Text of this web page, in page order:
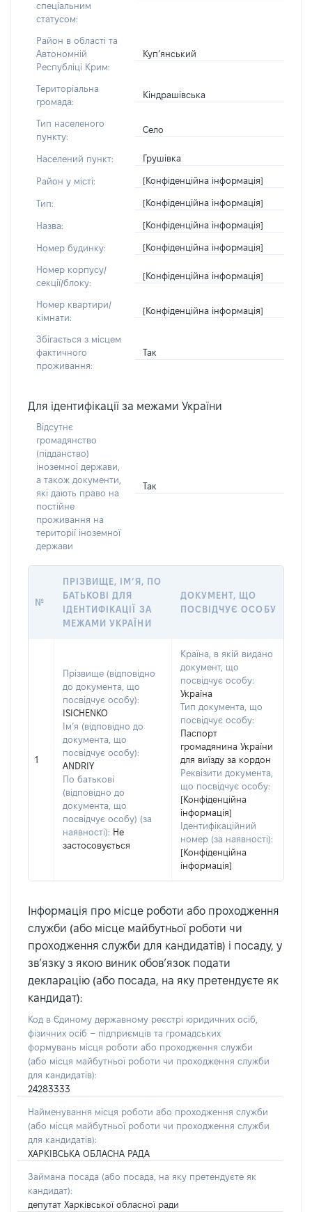
спеціальним
статусом:
Район в області та
Автономній
Республіці Крим:
Куп’янський
Територіальна
громада:
Кіндрашівська
Тип населеного
пункту:
Село
Населений пункт: Грушівка
Район у місті: [Конфіденційна інформація]
Тип: [Конфіденційна інформація]
Назва: [Конфіденційна інформація]
Номер будинку: [Конфіденційна інформація]
Номер корпусу/
секції/блоку:
[Конфіденційна інформація]
Номер квартири/
кімнати:
[Конфіденційна інформація]
Збігається з місцем
фактичного
проживання:
Так
Для ідентифікації за межами України
Відсутнє
громадянство
(підданство)
іноземної держави,
а також документи,
які дають право на
постійне
проживання на
території іноземної
держави
Так
№
ПРІЗВИЩЕ, ІМ’Я, ПО
БАТЬКОВІ ДЛЯ
ІДЕНТИФІКАЦІЇ ЗА
МЕЖАМИ УКРАЇНИ
ДОКУМЕНТ, ЩО
ПОСВІДЧУЄ ОСОБУ
1
Прізвище (відповідно
до документа, що
посвідчує особу):
ISICHENKO
Ім’я (відповідно до
документа, що
посвідчує особу):
ANDRIY
По батькові
(відповідно до
документа, що
посвідчує особу) (за
наявності): Не
застосовується
Країна, в якій видано
документ, що
посвідчує особу:
Україна
Тип документа, що
посвідчує особу:
Паспорт
громадянина України
для виїзду за кордон
Реквізити документа,
що посвідчує особу:
[Конфіденційна
інформація]
Ідентифікаційний
номер (за наявності):
[Конфіденційна
інформація]
Інформація про місце роботи або проходження
служби (або місце майбутньої роботи чи
проходження служби для кандидатів) і посаду, у
зв’язку з якою виник обов’язок подати
декларацію (або посада, на яку претендуєте як
кандидат):
Код в Єдиному державному реєстрі юридичних осіб,
фізичних осіб – підприємців та громадських
формувань місця роботи або проходження служби
(або місця майбутньої роботи чи проходження служби
для кандидатів):
24283333
Найменування місця роботи або проходження служби
(або місця майбутньої роботи чи проходження служби
для кандидатів):
ХАРКІВСЬКА ОБЛАСНА РАДА
Займана посада (або посада, на яку претендуєте як
кандидат):
депутат Харківської обласної ради